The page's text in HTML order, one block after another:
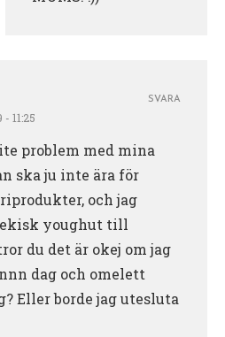
11:25
problem med mina
ska ju inte ära för
och jag
youghut till
du det är okej om jag
dag och omelett
Eller borde jag utesluta
SVARA